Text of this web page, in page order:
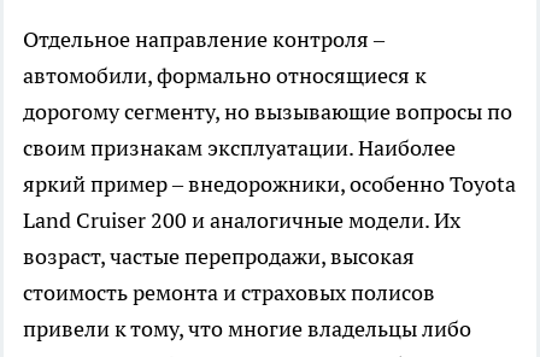
Отдельное направление контроля –
автомобили, формально относящиеся к
дорогому сегменту, но вызывающие вопросы по
своим признакам эксплуатации. Наиболее
яркий пример – внедорожники, особенно Toyota
Land Cruiser 200 и аналогичные модели. Их
возраст, частые перепродажи, высокая
стоимость ремонта и страховых полисов
привели к тому, что многие владельцы либо